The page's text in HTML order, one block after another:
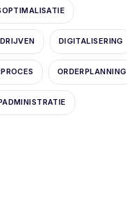
DIGITALISERING
ORDERPLANNING